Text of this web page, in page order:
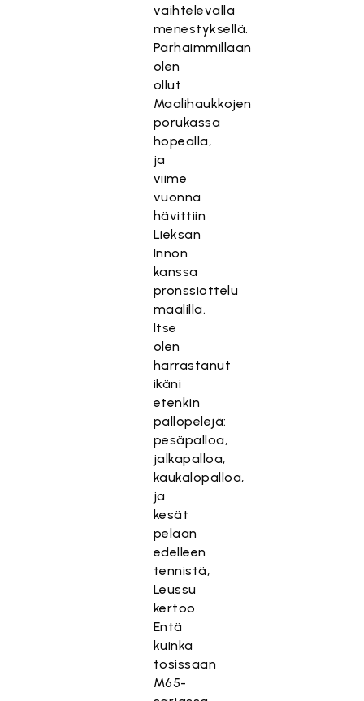
vaihtelevalla
menestyksellä.
Parhaimmillaan
olen
ollut
Maalihaukkojen
porukassa
hopealla,
ja
viime
vuonna
hävittiin
Lieksan
Innon
kanssa
pronssiottelu
maalilla.
Itse
olen
harrastanut
ikäni
etenkin
pallopelejä:
pesäpalloa,
jalkapalloa,
kaukalopalloa,
ja
kesät
pelaan
edelleen
tennistä,
Leussu
kertoo.
Entä
kuinka
tosissaan
M65-
T
ä
m
ä
s
i
s
ä